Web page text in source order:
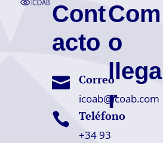
Cont
acto
 Correo
icoab@icoab.com
 Teléfono
+34 93
Com
o
llega
r